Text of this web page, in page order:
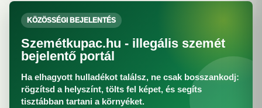
KÖZÖSSÉGI BEJELENTÉS
Szemétkupac.hu - illegális szemét
bejelentő portál
Ha elhagyott hulladékot találsz, ne csak bosszankodj:
rögzítsd a helyszínt, tölts fel képet, és segíts
tisztábban tartani a környéket.